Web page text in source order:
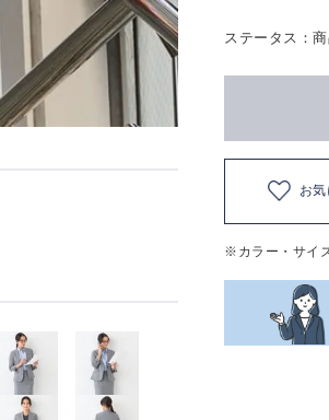
ステータス：
お
※カラー・サイ